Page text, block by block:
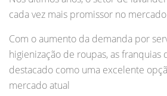
cada vez mais promissor no
Com o aumento da demanda por
higienização de roupas, as franquias
destacado como uma excelente
mercado atual